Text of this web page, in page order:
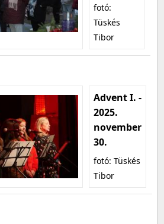
fotó:
Tüskés
Tibor
Advent I. -
2025.
november
30.
fotó: Tüskés
Tibor